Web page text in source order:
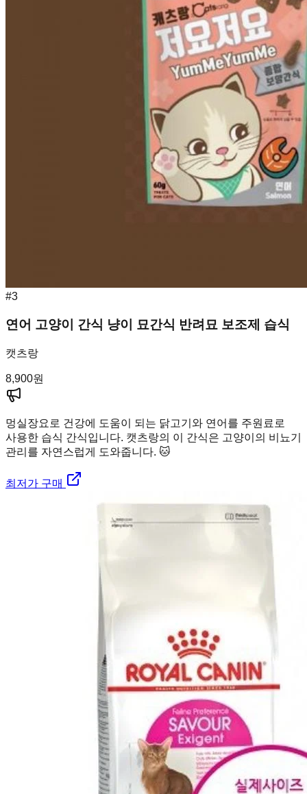
#3
연어 고양이 간식 냥이 묘간식 반려묘 보조제 습식
캣츠랑
8,900원
멍실장요로 건강에 도움이 되는 닭고기와 연어를 주원료로
사용한 습식 간식입니다. 캣츠랑의 이 간식은 고양이의 비뇨기
관리를 자연스럽게 도와줍니다. 🐱
최저가 구매